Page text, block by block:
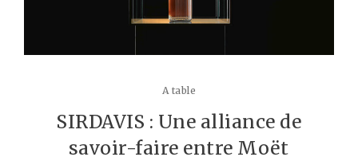
A table
SIRDAVIS : Une alliance de
savoir-faire entre Moët